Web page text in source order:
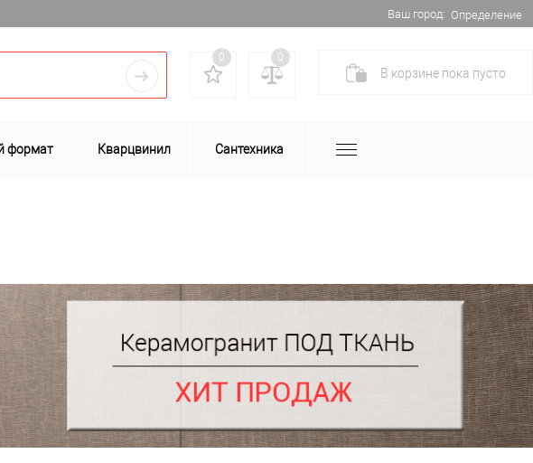
Ваш город: Определение
0 0
В корзине пока пусто
формат Кварцвинил Сантехника